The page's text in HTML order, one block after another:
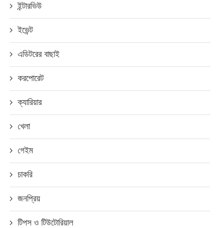
ইন্টারভিউ
ইভেন্ট
এডিটরের বাছাই
করপোরেট
ক্যারিয়ার
খেলা
গেইম
চাকরি
জনপ্রিয়
টিপস ও টিউটোরিয়াল